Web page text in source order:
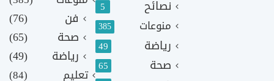
نصائح 5
منوعات 385
رياضة 49
صحة 65
فن
(76)
صحة
(65)
رياضة
(49)
تعليم (84)